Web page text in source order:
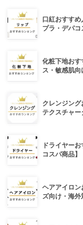
口紅おすす
プラ・デパコ
化粧下地おす
ス・敏感肌向
クレンジン
テクスチャー
ドライヤー
コスパ商品】
ヘアアイロ
ズ向け・海外